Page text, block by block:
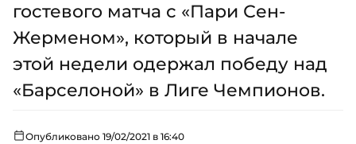
гостевого матча с «Пари Сен-
Жерменом», который в начале
этой недели одержал победу над
«Барселоной» в Лиге Чемпионов.
Опубликовано 19/02/2021 в 16:40